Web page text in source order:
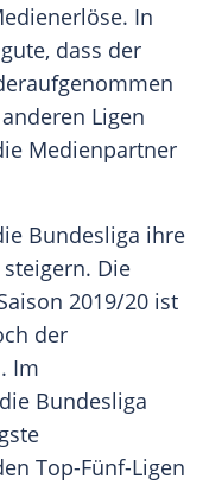
In
dass der
Ligen
Medienpartner
Bundesliga ihre
Die
2019/20 ist
der
Im
Bundesliga
Top-Fünf-Ligen